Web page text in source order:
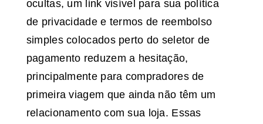
ocultas, um link visível para sua política
de privacidade e termos de reembolso
simples colocados perto do seletor de
pagamento reduzem a hesitação,
principalmente para compradores de
primeira viagem que ainda não têm um
relacionamento com sua loja. Essas